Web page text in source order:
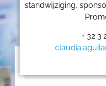
standwijziging,
+ 32 3